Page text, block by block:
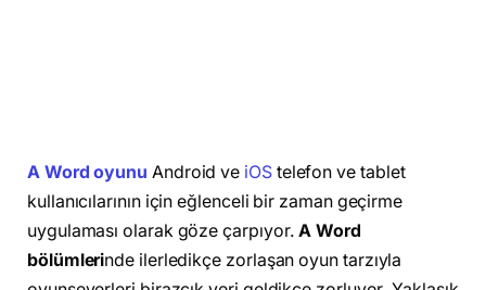
A Word oyunu Android ve iOStelefon ve tablet
kullanıcılarının için eğlenceli bir zaman geçirme
uygulaması olarak göze çarpıyor. A Word
bölümlerinde ilerledikçe zorlaşan oyun tarzıyla